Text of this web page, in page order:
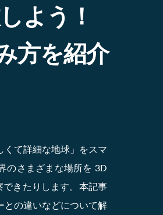
よう！
方を紹介
て詳細な地球」をスマ
のさまざまな場所を 3D
きたりします。本記事
の違いなどについて解